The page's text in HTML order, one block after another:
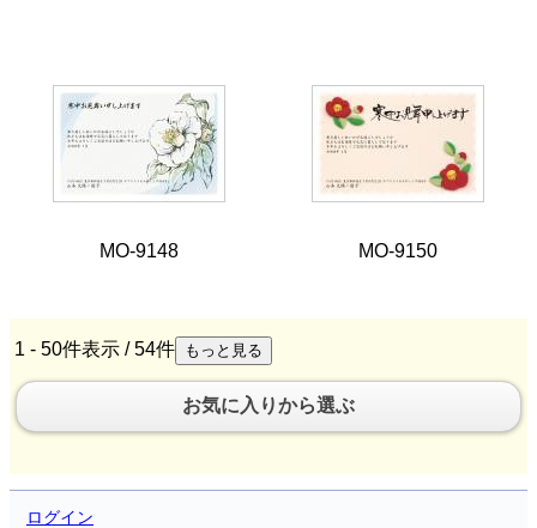
MO-9148 MO-9150
1 - 50件表示 /54件
お気に入りから選ぶ
ログイン